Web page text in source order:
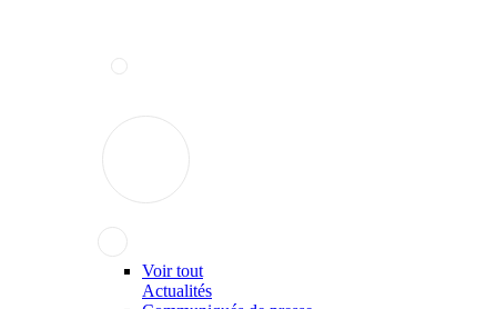
Voir tout
Actualités